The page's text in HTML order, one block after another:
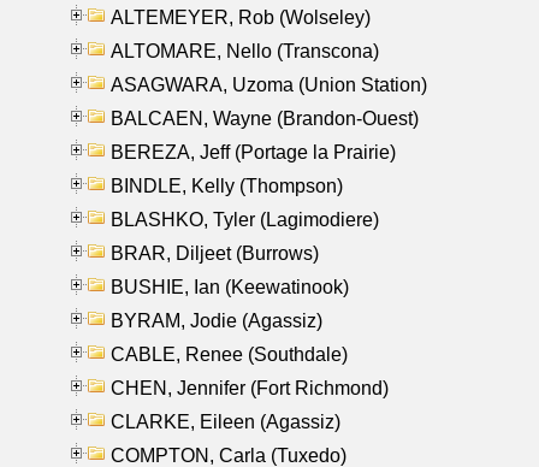
ALTEMEYER, Rob (Wolseley)
ALTOMARE, Nello (Transcona)
ASAGWARA, Uzoma (Union Station)
BALCAEN, Wayne (Brandon-Ouest)
BEREZA, Jeff (Portage la Prairie)
BINDLE, Kelly (Thompson)
BLASHKO, Tyler (Lagimodiere)
BRAR, Diljeet (Burrows)
BUSHIE, Ian (Keewatinook)
BYRAM, Jodie (Agassiz)
CABLE, Renee (Southdale)
CHEN, Jennifer (Fort Richmond)
CLARKE, Eileen (Agassiz)
COMPTON, Carla (Tuxedo)